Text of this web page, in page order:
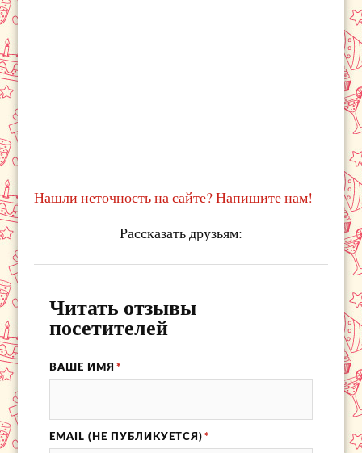
Нашли неточность на сайте? Напишите нам!
Рассказать друзьям:
Читать отзывы
посетителей
ВАШЕ ИМЯ *
EMAIL (НЕ ПУБЛИКУЕТСЯ) *